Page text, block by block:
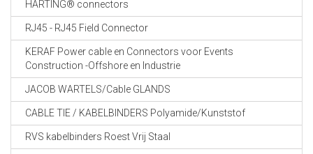
HARTING® connectors
RJ45 - RJ45 Field Connector
KERAF Power cable en Connectors voor Events
Construction -Offshore en Industrie
JACOB WARTELS/Cable GLANDS
CABLE TIE / KABELBINDERS Polyamide/Kunststof
RVS kabelbinders Roest Vrij Staal